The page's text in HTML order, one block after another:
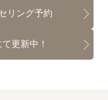
リング予約
更新中！